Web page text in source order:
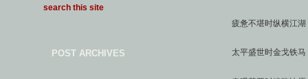
POST ARCHIVES
疲惫不堪时纵横江湖
太平盛世时金戈铁马